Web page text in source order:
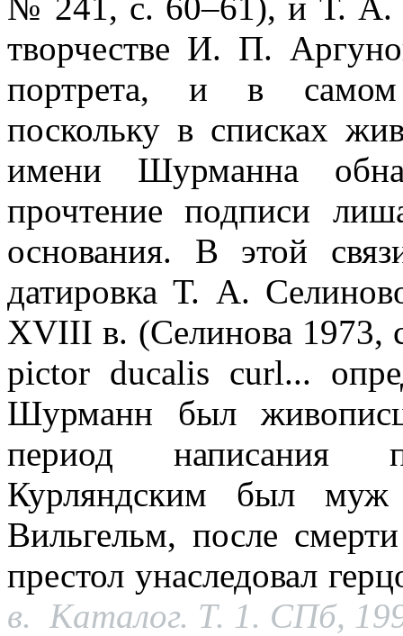
творчестве И. П.
портрета, и в самом
поскольку в списках
имени Шурманна
прочтение подписи
основания. В этой
датировка Т. А.
XVIII в. (Селинова 1973,
pictor ducalis сurl...
Шурманн был
период написания
Курляндским был
Вильгельм, после
престол унаследовал
в. Каталог. Т. 1. СПб,